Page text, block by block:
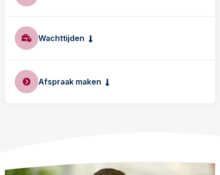
Wachttijden
Afspraak maken